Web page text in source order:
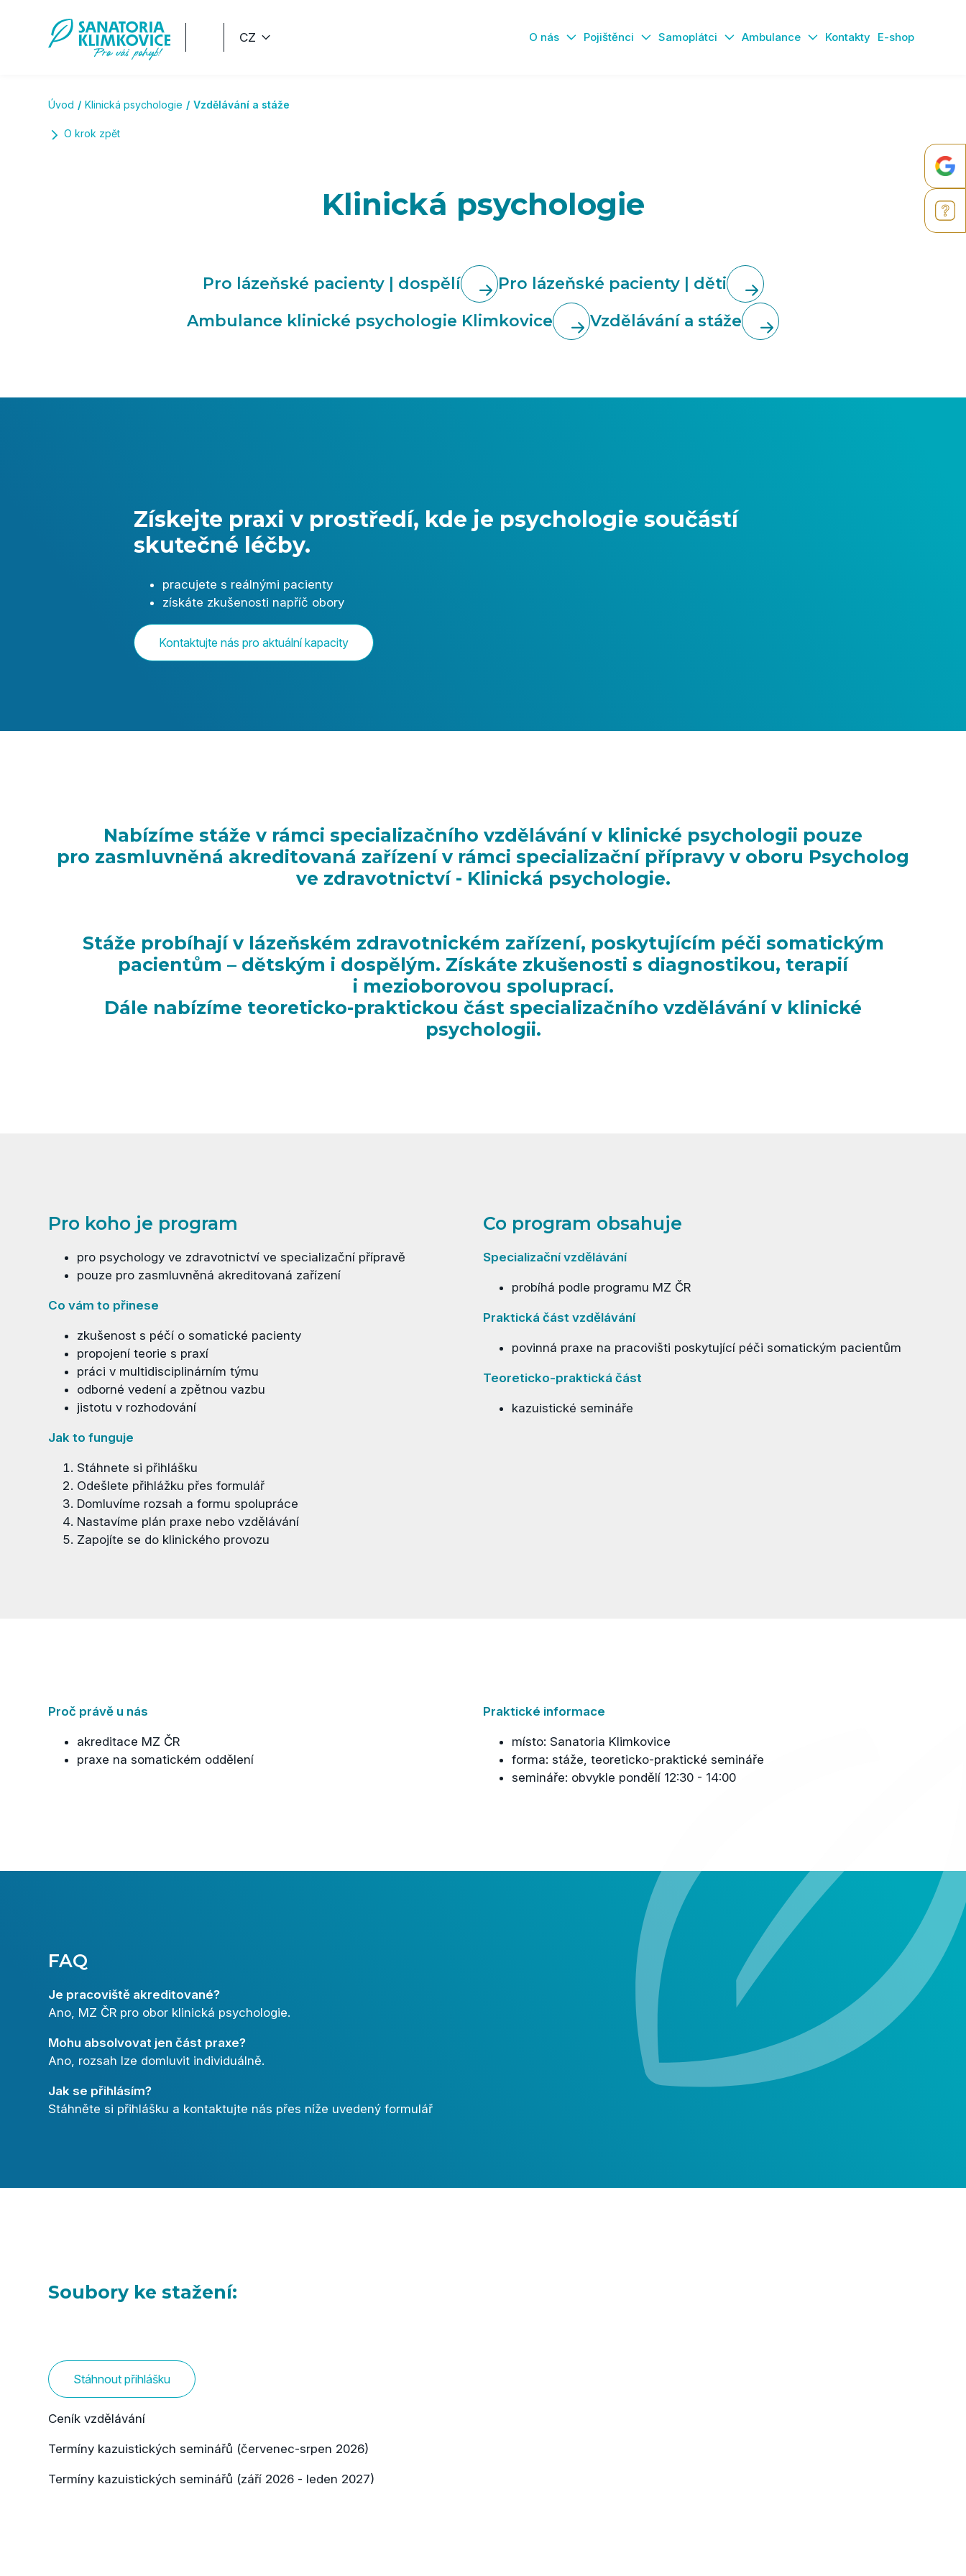
CZ O nás Pojištěnci Samoplátci Ambulance Kontakty E-shop
Úvod Klinická psychologie Vzdělávání a stáže
O krok zpět
Klinická psychologie
Pro lázeňské pacienty | dospělí
Pro lázeňské pacienty | děti
Ambulance klinické psychologie Klimkovice
Vzdělávání a stáže
Získejte praxi v prostředí, kde je psychologie součástí
skutečné léčby.
pracujete s reálnými pacienty
získáte zkušenosti napříč obory
Kontaktujte nás pro aktuální kapacity
Nabízíme stáže v rámci specializačního vzdělávání v klinické psychologii pouze
pro zasmluvněná akreditovaná zařízení v rámci specializační přípravy v oboru Psycholog
ve zdravotnictví - Klinická psychologie.
Stáže probíhají v lázeňském zdravotnickém zařízení, poskytujícím péči somatickým
pacientům – dětským i dospělým. Získáte zkušenosti s diagnostikou, terapií
i mezioborovou spoluprací.
Dále nabízíme teoreticko-praktickou část specializačního vzdělávání v klinické
psychologii.
Pro koho je program
pro psychology ve zdravotnictví ve specializační přípravě
pouze pro zasmluvněná akreditovaná zařízení
Co vám to přinese
zkušenost s péčí o somatické pacienty
propojení teorie s praxí
práci v multidisciplinárním týmu
odborné vedení a zpětnou vazbu
jistotu v rozhodování
Jak to funguje
Stáhnete si přihlášku
Odešlete přihlážku přesformulář
Domluvíme rozsah a formu spolupráce
Nastavíme plán praxe nebo vzdělávání
Zapojíte se do klinického provozu
Co program obsahuje
Specializační vzdělávání
probíhá podle programu MZ ČR
Praktická část vzdělávání
povinná praxe na pracovišti poskytující péči somatickým pacientům
Teoreticko-praktická část
kazuistické semináře
Proč právě u nás
akreditace MZ ČR
praxe na somatickém oddělení
Praktické informace
místo: Sanatoria Klimkovice
forma: stáže, teoreticko-praktické semináře
semináře: obvykle pondělí 12:30 - 14:00
FAQ
Je pracoviště akreditované?
Ano, MZ ČR pro obor klinická psychologie.
Mohu absolvovat jen část praxe?
Ano, rozsah lze domluvit individuálně.
Jak se přihlásím?
Stáhněte si přihlášku a kontaktujte nás přes níže uvedený formulář
Soubory ke stažení:
Stáhnout přihlášku
Ceník vzdělávání
Termíny kazuistických seminářů (červenec-srpen 2026)
Termíny kazuistických seminářů (září 2026 - leden 2027)